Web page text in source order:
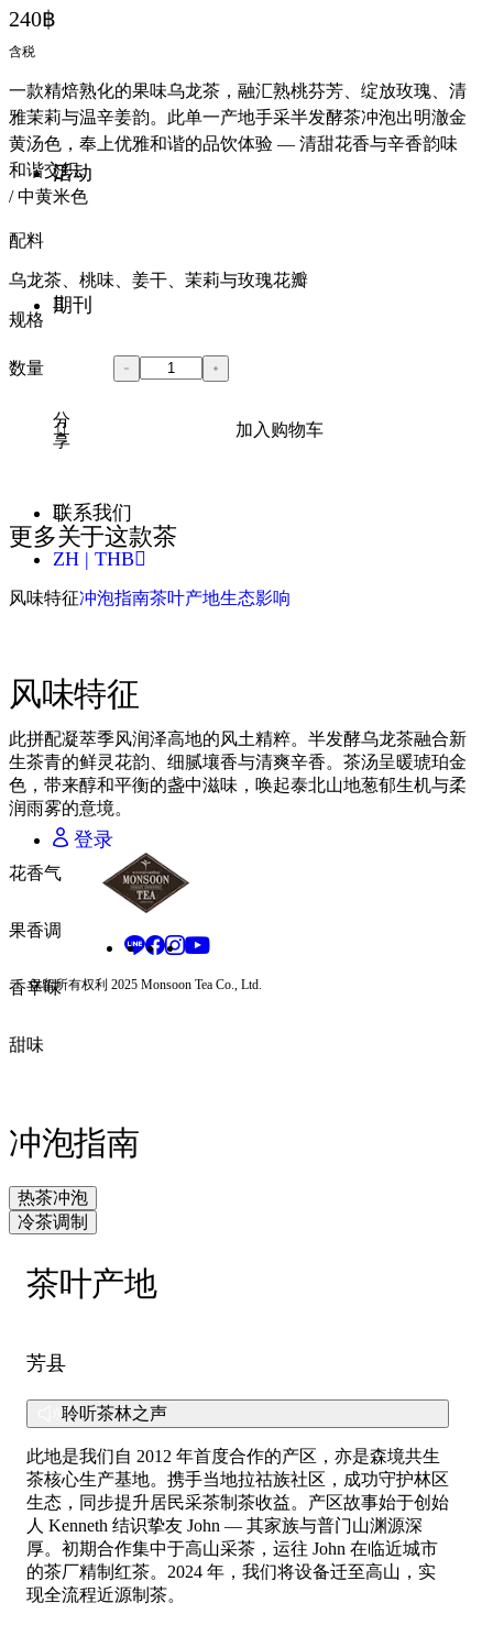
活动
期刊
联系我们
ZH | THB
泰语 - TH
中文 - ZH
THAI BAHT - THB
CHINESE YUAN - CNY
JAPANESE YEN - JPY
登录
保留所有权利 2025 Monsoon Tea Co., Ltd.
240฿
含税
一款精焙熟化的果味乌龙茶，融汇熟桃芬芳、绽放玫瑰、清
雅茉莉与温辛姜韵。此单一产地手采半发酵茶冲泡出明澈金
黄汤色，奉上优雅和谐的品饮体验 — 清甜花香与辛香韵味
和谐交织。
/ 中黄米色
配料
乌龙茶、桃味、姜干、茉莉与玫瑰花瓣
规格
数量
加入购物车
分
享
更多关于这款茶
风味特征冲泡指南茶叶产地生态影响
风味特征
此拼配凝萃季风润泽高地的风土精粹。半发酵乌龙茶融合新
生茶青的鲜灵花韵、细腻壤香与清爽辛香。茶汤呈暖琥珀金
色，带来醇和平衡的盏中滋味，唤起泰北山地葱郁生机与柔
润雨雾的意境。
花香气
果香调
香辛味
甜味
冲泡指南
热茶冲泡
1. 取 2 克茶叶，注 250 毫升热水。
4. 佐以茶点即可享用
冷茶调制
2. 热水温度控制在 90-95℃
3. 浸泡 2-3 分钟。
4. 依喜好添加冰块。
5. 佐以茶点即可享用
店铺推荐的冰茶特调技法：
取热泡茶汤，加冰及少许糖浆，摇制 30 秒，滤出茶汤即可
奉客。
茶叶产地
芳县
聆听茶林之声
此地是我们自 2012 年首度合作的产区，亦是森境共生
茶核心生产基地。携手当地拉祜族社区，成功守护林区
生态，同步提升居民采茶制茶收益。产区故事始于创始
人 Kenneth 结识挚友 John — 其家族与普门山渊源深
厚。初期合作集中于高山采茶，运往 John 在临近城市
的茶厂精制红茶。2024 年，我们将设备迁至高山，实
现全流程近源制茶。